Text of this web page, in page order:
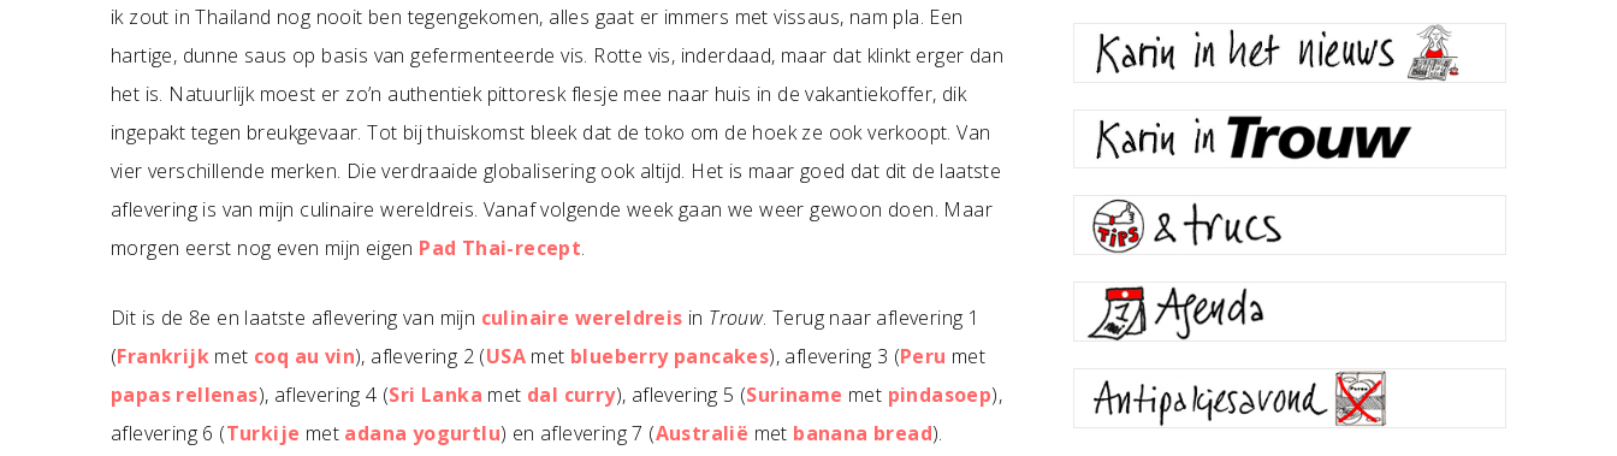
ik zout in Thailand nog nooit ben tegengekomen, alles gaat er immers met vissaus, nam pla. Een
hartige, dunne saus op basis van gefermenteerde vis. Rotte vis, inderdaad, maar dat klinkt erger dan
het is. Natuurlijk moest er zo’n authentiek pittoresk flesje mee naar huis in de vakantiekoffer, dik
ingepakt tegen breukgevaar. Tot bij thuiskomst bleek dat de toko om de hoek ze ook verkoopt. Van
vier verschillende merken. Die verdraaide globalisering ook altijd. Het is maar goed dat dit de laatste
aflevering is van mijn culinaire wereldreis. Vanaf volgende week gaan we weer gewoon doen. Maar
morgen eerst nog even mijn eigen Pad Thai-recept.
Dit is de 8e en laatste aflevering van mijn culinaire wereldreis in Trouw. Terug naar aflevering 1
(Frankrijk met coq au vin), aflevering 2 (USA met blueberry pancakes), aflevering 3 (Peru met
papas rellenas), aflevering 4 (Sri Lanka met dal curry), aflevering 5 (Suriname met pindasoep),
aflevering 6 (Turkije met adana yogurtlu) en aflevering 7 (Australië met banana bread).